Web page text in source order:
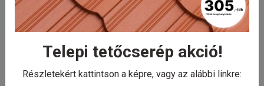
Tondach hornyolt XXL
gerinccserép
rögzítőkapoccsal H2
Telepi tetőcserép akció!
Részletekért kattintson a képre, vagy az alábbi linkre: